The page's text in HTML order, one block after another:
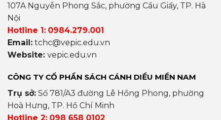
107A Nguyễn Phong Sắc, phường Cầu Giấy, TP. Hà
Nội
Hotline 1: 0984.279.001
Email: tchc@vepic.edu.vn
Website: vepic.edu.vn
CÔNG TY CỔ PHẦN SÁCH CÁNH DIỀU MIỀN NAM
Trụ sở: Số 781/A3 đường Lê Hồng Phong, phường
Hoà Hưng, TP. Hồ Chí Minh
Hotline 2: 098 658 0102